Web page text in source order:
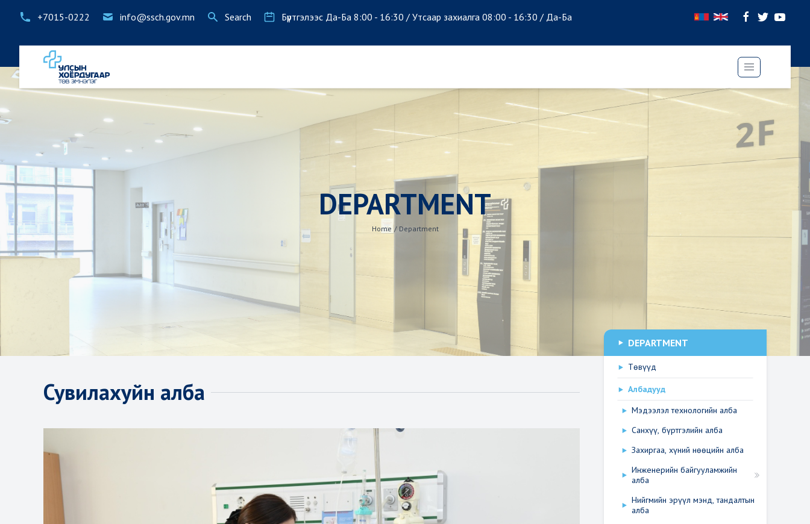
+7015-0222 info@ssch.gov.mn Search Бүртгэлээс Да-Ба 8:00 - 16:30 / Утсаар захиалга 08:00 - 16:30 / Да-Ба
DEPARTMENT
Home / Department
Сувилахуйн алба
DEPARTMENT
Төвүүд
Албадууд
Мэдээлэл технологийн алба
Санхүү, бүртгэлийн алба
Захиргаа, хүний нөөцийн алба
Инженерийн байгууламжийн
алба
Нийгмийн эрүүл мэнд, тандалтын
алба